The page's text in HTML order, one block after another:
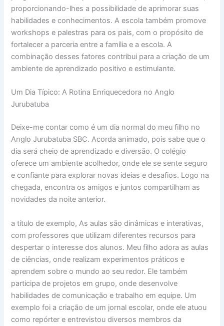
proporcionando-lhes a possibilidade de aprimorar suas
habilidades e conhecimentos. A escola também promove
workshops e palestras para os pais, com o propósito de
fortalecer a parceria entre a família e a escola. A
combinação desses fatores contribui para a criação de um
ambiente de aprendizado positivo e estimulante.
Um Dia Típico: A Rotina Enriquecedora no Anglo
Jurubatuba
Deixe-me contar como é um dia normal do meu filho no
Anglo Jurubatuba SBC. Acorda animado, pois sabe que o
dia será cheio de aprendizado e diversão. O colégio
oferece um ambiente acolhedor, onde ele se sente seguro
e confiante para explorar novas ideias e desafios. Logo na
chegada, encontra os amigos e juntos compartilham as
novidades da noite anterior.
a título de exemplo, As aulas são dinâmicas e interativas,
com professores que utilizam diferentes recursos para
despertar o interesse dos alunos. Meu filho adora as aulas
de ciências, onde realizam experimentos práticos e
aprendem sobre o mundo ao seu redor. Ele também
participa de projetos em grupo, onde desenvolve
habilidades de comunicação e trabalho em equipe. Um
exemplo foi a criação de um jornal escolar, onde ele atuou
como repórter e entrevistou diversos membros da